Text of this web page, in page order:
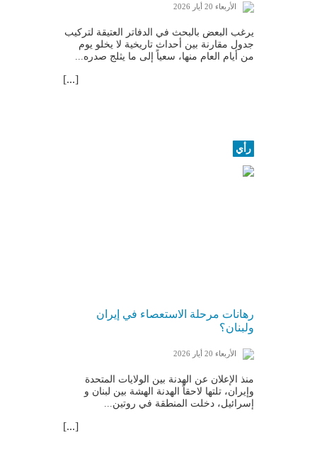
الأربعاء 20 أيار 2026
يرغب البعض بالبحث في الدفاتر العتيقة لتركيب
جدول مقارنة بين أحداث تاريخية لا يخلو يوم
من أيام العام منها، سعياً إلى ما يثلج صدره...
[...]
رأي
رهانات مرحلة الاستعصاء في إيران
ولبنان؟
الأربعاء 20 أيار 2026
منذ الإعلان عن الهدنة بين ​الولايات المتحدة​
وإيران، تلتها لاحقاً الهدنة الهشة بين ​لبنان​ و​
إسرائيل​، دخلت المنطقة في روتين...
[...]